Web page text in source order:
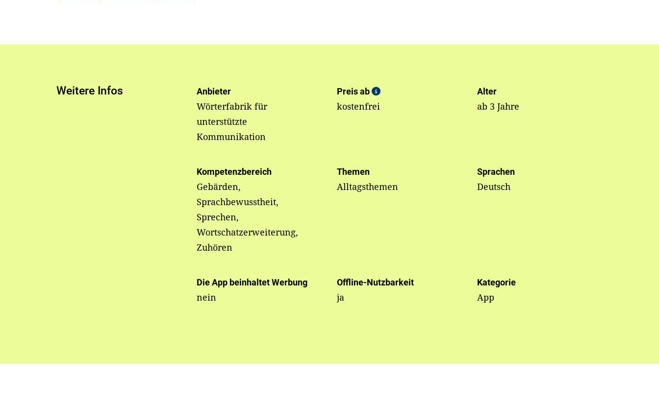
Weitere Infos Anbieter
Wörterfabrik für
unterstützte
Kommunikation
Preis ab
kostenfrei
Alter
ab 3 Jahre
Kompetenzbereich
Gebärden,
Sprachbewusstheit,
Sprechen,
Wortschatzerweiterung,
Zuhören
Themen
Alltagsthemen
Sprachen
Deutsch
Die App beinhaltet Werbung
nein
Offline-Nutzbarkeit
ja
Kategorie
App